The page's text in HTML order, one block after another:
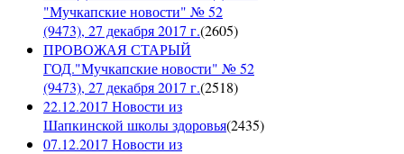
"Мучкапские новости" № 52
(9473), 27 декабря 2017 г.(2605)
ПРОВОЖАЯ СТАРЫЙ
ГОД."Мучкапские новости" № 52
(9473), 27 декабря 2017 г.(2518)
22.12.2017 Новости из
Шапкинской школы здоровья(2435)
07.12.2017 Новости из